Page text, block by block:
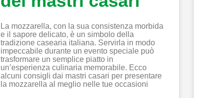
La mozzarella, con la sua consistenza morbida
e il sapore delicato, è un simbolo della
tradizione casearia italiana. Servirla in modo
impeccabile durante un evento speciale può
trasformare un semplice piatto in
un’esperienza culinaria memorabile. Ecco
alcuni consigli dai mastri casari per presentare
la mozzarella al meglio nelle tue occasioni